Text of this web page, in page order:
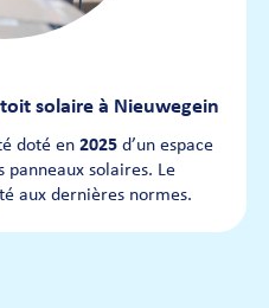
solaire à Nieuwegein
doté en 2025 d’un espace
panneaux solaires. Le
aux dernières normes.